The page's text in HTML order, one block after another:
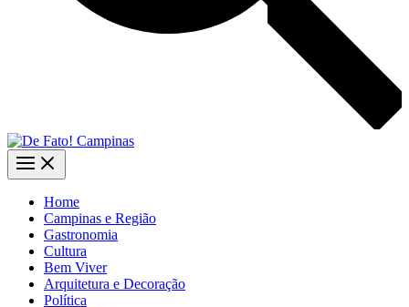
Home
Campinas e Região
Gastronomia
Cultura
Bem Viver
Arquitetura e Decoração
Política